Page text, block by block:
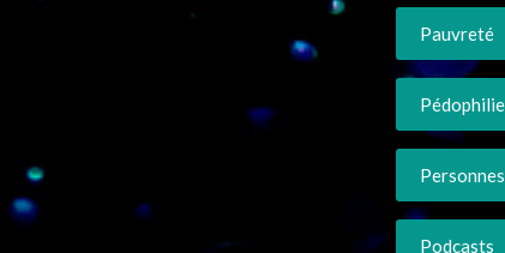
Pauvreté
Pédophilie
Podcasts